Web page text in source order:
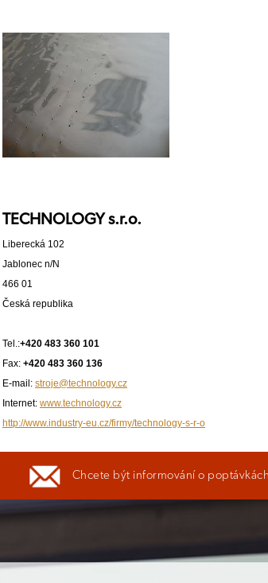
TECHNOLOGY s.r.o.
Liberecká 102
Jablonec n/N
466 01
Česká republika
Tel.:+420 483 360 101
Fax: +420 483 360 136
E-mail: stroje@technology.cz
Internet: www.technology.cz
http://www.industry-eu.cz/firmy/technology-s-r-o
Chcete být informování o